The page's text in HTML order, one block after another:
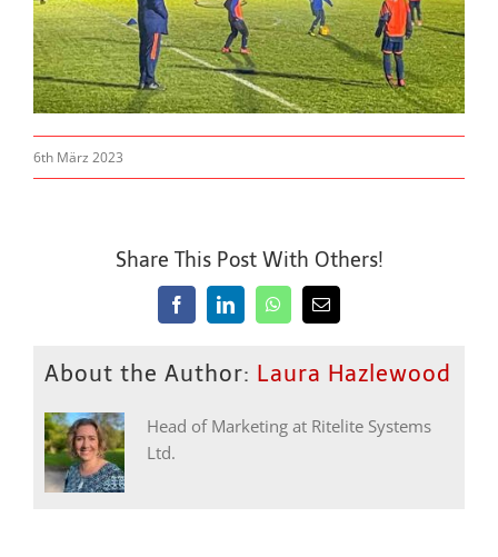
6th März 2023
Share This Post With Others!
FacebookLinkedInWhatsApp
Email
About the Author: Laura Hazlewood
Head of Marketing at Ritelite Systems
Ltd.